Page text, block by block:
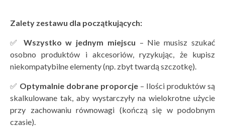
Zalety zestawu dla początkujących:
✅ Wszystko w jednym miejscu – Nie musisz szukać
osobno produktów i akcesoriów, ryzykując, że kupisz
niekompatybilne elementy (np. zbyt twardą szczotkę).
✅ Optymalnie dobrane proporcje – Ilości produktów są
skalkulowane tak, aby wystarczyły na wielokrotne użycie
przy zachowaniu równowagi (kończą się w podobnym
czasie).